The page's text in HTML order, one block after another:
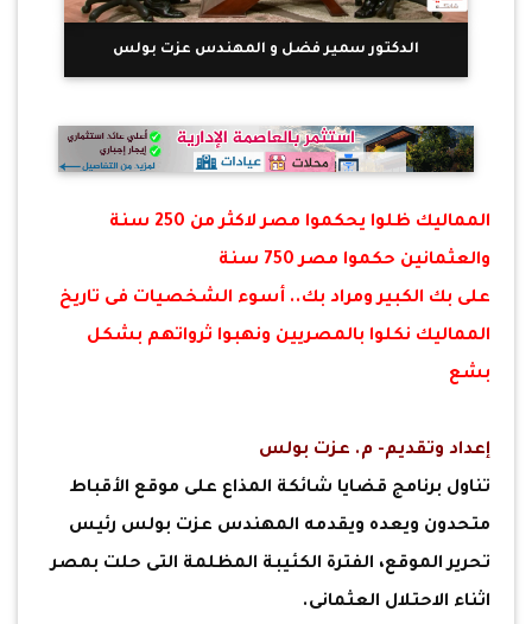
الدكتور سمير فضل و المهندس عزت بولس
المماليك ظلوا يحكموا مصر لاكثر من 250 سنة
والعثمانين حكموا مصر 750 سنة
على بك الكبير ومراد بك.. أسوء الشخصيات فى تاريخ
المماليك نكلوا بالمصريين ونهبوا ثرواتهم بشكل
بشع
إعداد وتقديم- م. عزت بولس
تناول برنامج قضايا شائكة المذاع على موقع الأقباط
متحدون ويعده ويقدمه المهندس عزت بولس رئيس
تحرير الموقع، الفترة الكئيبة المظلمة التى حلت بمصر
اثناء الاحتلال العثمانى.